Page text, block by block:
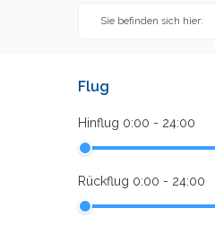
Sie befinden sich hier:
Flug
Hinflug 0:00 - 24:00
Rückflug 0:00 - 24:00